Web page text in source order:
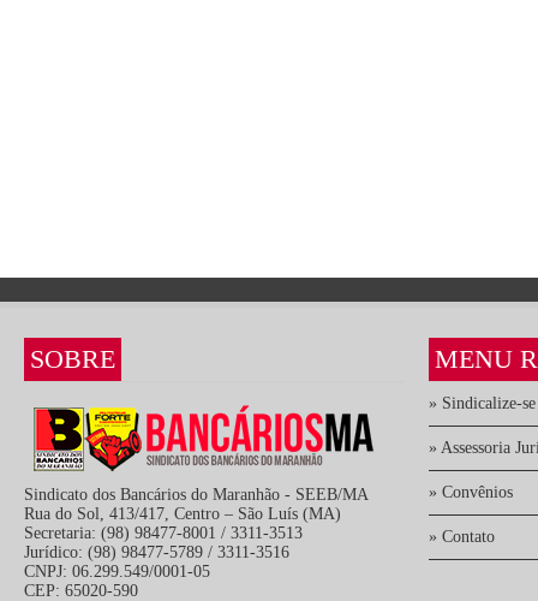
SOBRE
Sindicato dos Bancários do Maranhão - SEEB/MA
Rua do Sol, 413/417, Centro – São Luís (MA)
Secretaria: (98) 98477-8001 / 3311-3513
Jurídico: (98) 98477-5789 / 3311-3516
CNPJ: 06.299.549/0001-05
CEP: 65020-590
MENU
» Sindicalize-se
» Assessoria
» Convênios
» Contato